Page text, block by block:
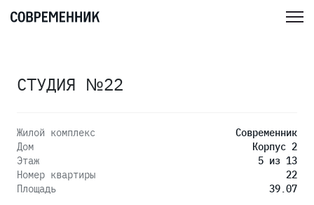
СТУДИЯ №22
Жилой комплекс
Современник
Дом
Корпус 2
Этаж
5 из 13
Номер квартиры
22
Площадь
39.07